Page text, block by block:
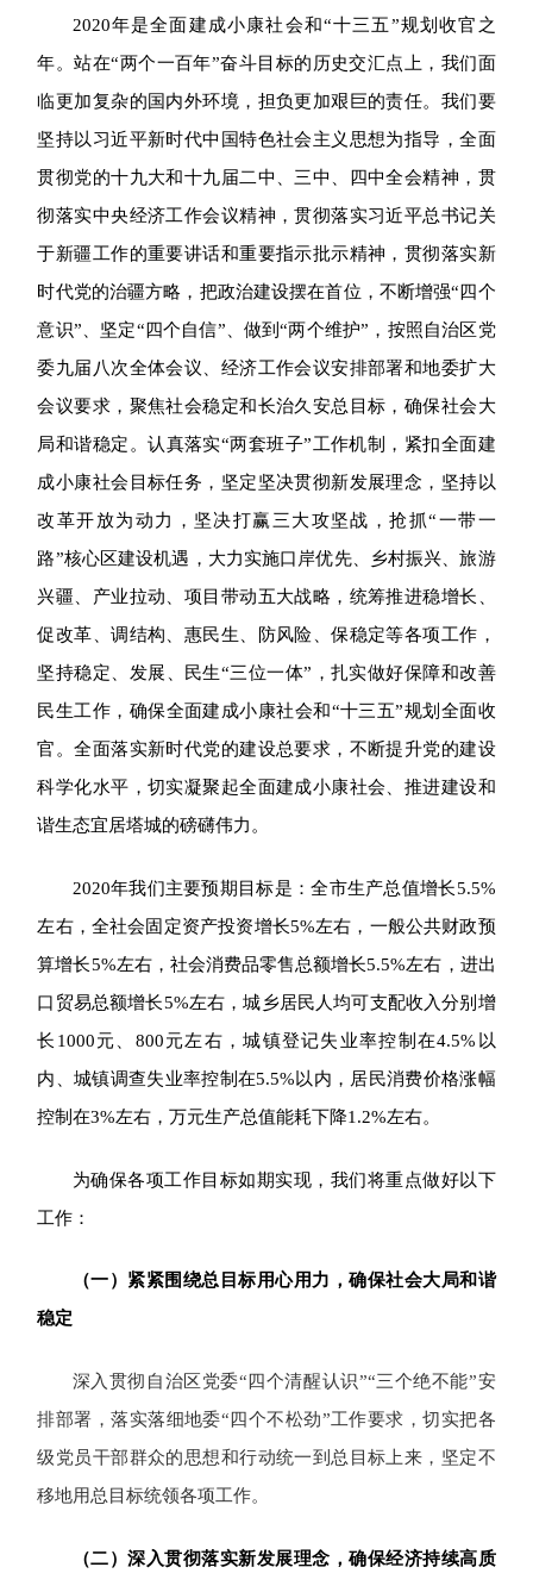
2020年是全面建成小康社会和“十三五”规划收官之
年。站在“两个一百年”奋斗目标的历史交汇点上，我们面
临更加复杂的国内外环境，担负更加艰巨的责任。 我们要
坚持以习近平新时代中国特色社会主义思想为指导，全面
贯彻党的十九大和十九届二中、三中、四中全会精神，贯
彻落实中央经济工作会议精神，贯彻落实习近平总书记关
于新疆工作的重要讲话和重要指示批示精神，贯彻落实新
时代党的治疆方略，把政治建设摆在首位，不断增强“四个
意识”、坚定“四个自信”、做到“两个维护”，按照自治区党
委九届八次全体会议、经济工作会议安排部署和地委扩大
会议要求，聚焦社会稳定和长治久安总目标，确保社会大
局和谐稳定。认真落实“两套班子”工作机制，紧扣全面建
成小康社会目标任务，坚定坚决贯彻新发展理念，坚持以
改革开放为动力，坚决打赢三大攻坚战，抢抓“一带一
路”核心区建设机遇，大力实施口岸优先、乡村振兴、旅游
兴疆、产业拉动、项目带动五大战略，统筹推进稳增长、
促改革、调结构、惠民生、防风险、保稳定等各项工作，
坚持稳定、发展、民生“三位一体”，扎实做好保障和改善
民生工作，确保全面建成小康社会和“十三五”规划全面收
官。全面落实新时代党的建设总要求，不断提升党的建设
科学化水平，切实凝聚起全面建成小康社会、推进建设和
谐生态宜居塔城的磅礴伟力。
2020年我们主要预期目标是：全市生产总值增长5.5%
左右，全社会固定资产投资增长5%左右，一般公共财政预
算增长5%左右，社会消费品零售总额增长5.5%左右，进出
口贸易总额增长5%左右，城乡居民人均可支配收入分别增
长1000元、800元左右，城镇登记失业率控制在4.5%以
内、城镇调查失业率控制在5.5%以内，居民消费价格涨幅
控制在3%左右，万元生产总值能耗下降1.2%左右。
为确保各项工作目标如期实现，我们将重点做好以下
工作：
（一）紧紧围绕总目标用心用力，确保社会大局和谐
稳定
深入贯彻自治区党委“四个清醒认识”“三个绝不能”安
排部署，落实落细地委“四个不松劲”工作要求，切实把各
级党员干部群众的思想和行动统一到总目标上来，坚定不
移地用总目标统领各项工作。
（二）深入贯彻落实新发展理念，确保经济持续高质